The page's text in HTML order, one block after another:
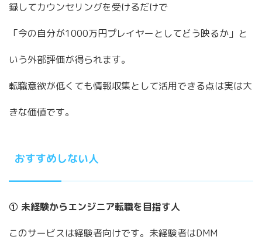
録してカウンセリングを受けるだけで
「今の自分が1000万円プレイヤーとしてどう映るか」と
いう外部評価が得られます。
転職意欲が低くても情報収集として活用できる点は実は大
きな価値です。
おすすめしない人
① 未経験からエンジニア転職を目指す人
このサービスは経験者向けです。未経験者はDMM